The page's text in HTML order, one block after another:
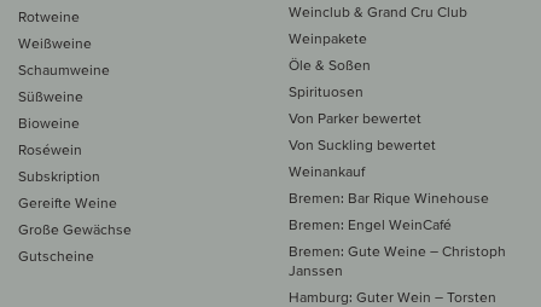
Rotweine
Weißweine
Schaumweine
Süßweine
Bioweine
Roséwein
Subskription
Gereifte Weine
Große Gewächse
Gutscheine
Weinclub & Grand Cru Club
Weinpakete
Öle & Soßen
Spirituosen
Von Parker bewertet
Von Suckling bewertet
Weinankauf
Bremen: Bar Rique Winehouse
Bremen: Engel WeinCafé
Bremen: Gute Weine – Christoph
Janssen
Hamburg: Guter Wein – Torsten